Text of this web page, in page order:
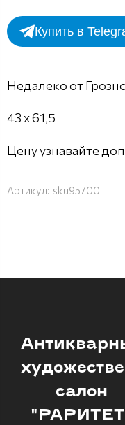
Купить в
Недалеко от
43 х 61,5
Цену узнавайте
Артикул: sku95700
салон